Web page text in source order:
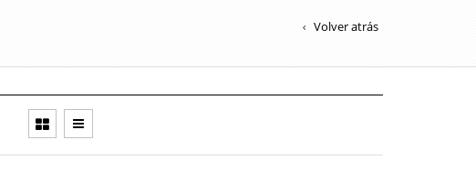
Volver atrás